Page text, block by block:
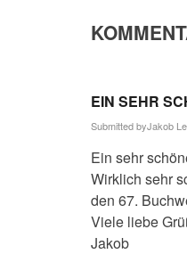
EIN SEHR
Submitted byJakob
Ein sehr
Wirklich sehr
den 67.
Viele liebe
Jakob